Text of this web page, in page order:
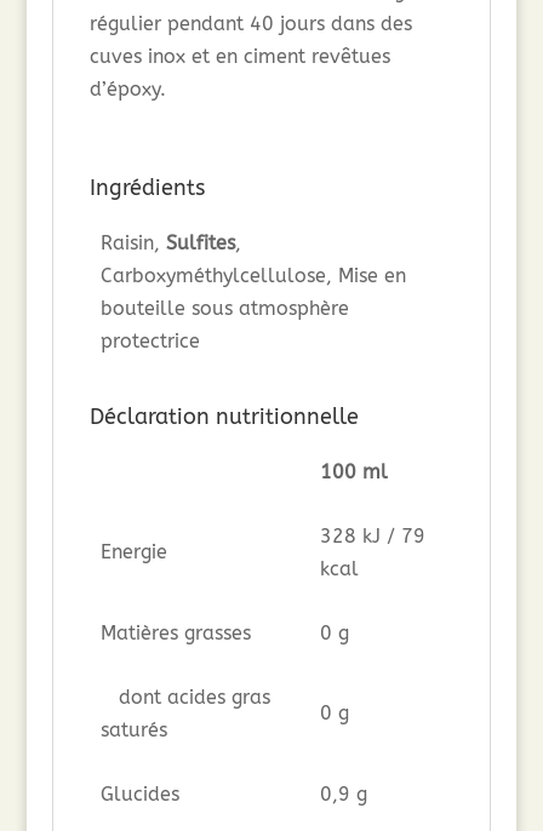
régulier pendant 40 jours dans des
cuves inox et en ciment revêtues
d’époxy.
Ingrédients
Raisin, Sulfites,
Carboxyméthylcellulose, Mise en
bouteille sous atmosphère
protectrice
Déclaration nutritionnelle
100 ml
Energie
328 kJ / 79
kcal
Matières grasses 0 g
dont acides gras
saturés
0 g
Glucides 0,9 g